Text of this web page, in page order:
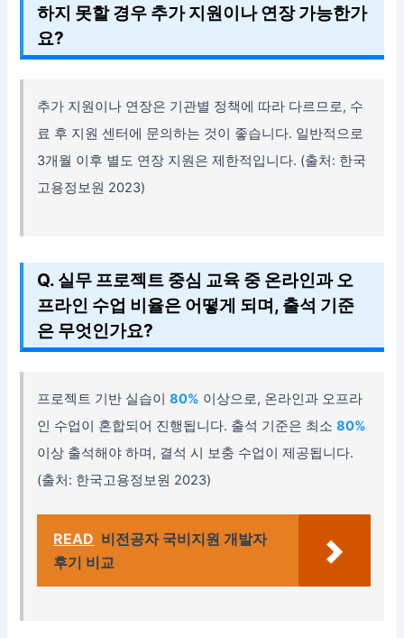
하지 못할 경우 추가 지원이나 연장 가능한가
요?
추가 지원이나 연장은 기관별 정책에 따라 다르므로, 수
료 후 지원 센터에 문의하는 것이 좋습니다. 일반적으로
3개월 이후 별도 연장 지원은 제한적입니다. (출처: 한국
고용정보원 2023)
Q. 실무 프로젝트 중심 교육 중 온라인과 오
프라인 수업 비율은 어떻게 되며, 출석 기준
은 무엇인가요?
프로젝트 기반 실습이80% 이상으로, 온라인과 오프라
인 수업이 혼합되어 진행됩니다. 출석 기준은 최소80%
이상 출석해야 하며, 결석 시 보충 수업이 제공됩니다.
(출처: 한국고용정보원 2023)
READ 비전공자 국비지원 개발자
후기 비교